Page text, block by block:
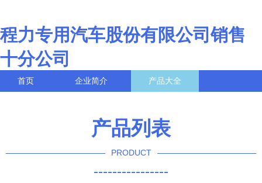
程力专用汽车股份有限公司销售
十分公司
首页 企业简介 产品大全
产品列表
PRODUCT
----------------